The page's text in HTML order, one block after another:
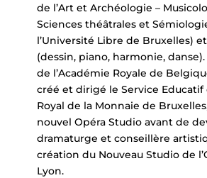
de l’Art et Archéologie –
Sciences théâtrales et
l’Université Libre de Bruxelles)
(dessin, piano, harmonie,
de l’Académie Royale de
créé et dirigé le Service Educatif
Royal de la Monnaie de
nouvel Opéra Studio avant de
dramaturge et conseillère
création du Nouveau Studio de
Lyon.